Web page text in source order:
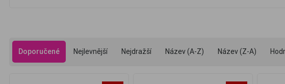
Doporučené Nejlevnější Nejdražší Název (A-Z) Název (Z-A)